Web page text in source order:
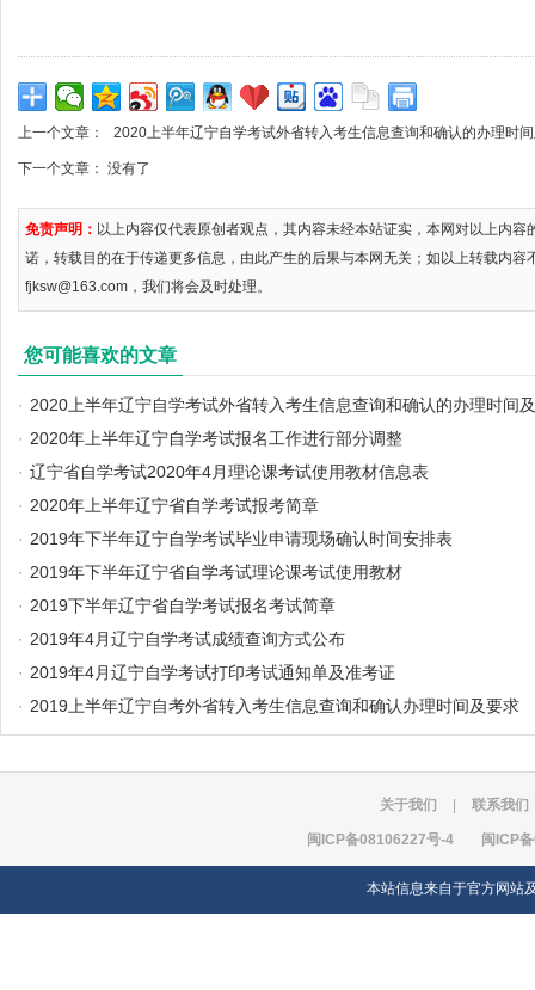
上一个文章： 2020上半年辽宁自学考试外省转入考生信息查询和确认的办理时
下一个文章： 没有了
免责声明： 以上内容仅代表原创者观点，其内容未经本站证实，本网对以上内
诺，转载目的在于传递更多信息，由此产生的后果与本网无关；如以上转载内容
fjksw@163.com，我们将会及时处理。
您可能喜欢的文章
· 2020上半年辽宁自学考试外省转入考生信息查询和确认的办理时间及
· 2020年上半年辽宁自学考试报名工作进行部分调整
· 辽宁省自学考试2020年4月理论课考试使用教材信息表
· 2020年上半年辽宁省自学考试报考简章
· 2019年下半年辽宁自学考试毕业申请现场确认时间安排表
· 2019年下半年辽宁省自学考试理论课考试使用教材
· 2019下半年辽宁省自学考试报名考试简章
· 2019年4月辽宁自学考试成绩查询方式公布
· 2019年4月辽宁自学考试打印考试通知单及准考证
· 2019上半年辽宁自考外省转入考生信息查询和确认办理时间及要求
关于我们 联系我们
闽ICP备08106227号-4 闽ICP
本站信息来自于官方网站